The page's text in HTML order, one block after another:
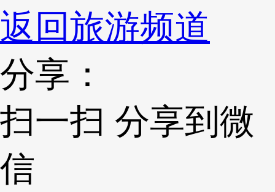
返回旅游频道
分享：
扫一扫 分享到微
信